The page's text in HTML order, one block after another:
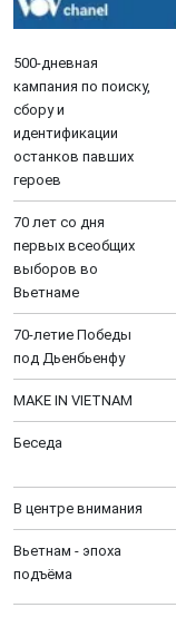
500-дневная
кампания по поиску,
сбору и
идентификации
останков павших
героев
70 лет со дня
первых всеобщих
выборов во
Вьетнаме
70-летие Победы
под Дьенбьенфу
MAKE IN VIETNAM
Беседа
В центре внимания
Вьетнам - эпоха
подъёма